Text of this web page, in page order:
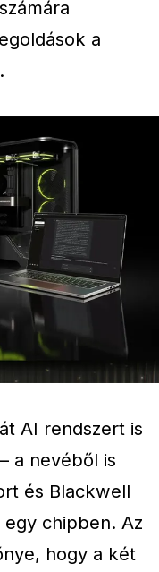
a
AI rendszert is
a nevéből is
és Blackwell
chipben. Az
hogy a két